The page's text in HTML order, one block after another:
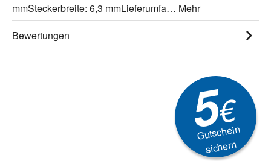
mmSteckerbreite: 6,3 mmLieferumfa… Mehr
Bewertungen
5€
Gutschein
sichern